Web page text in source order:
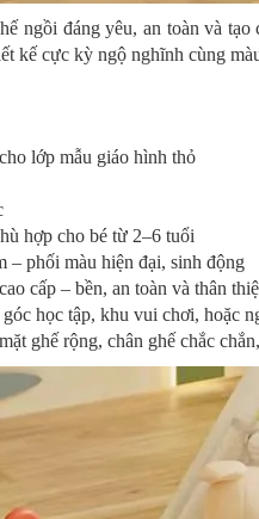
ngồi đáng yêu, an toàn và
kế cực kỳ ngộ nghĩnh cùng
lớp mẫu giáo hình thỏ
hợp cho bé từ 2–6 tuổi
– phối màu hiện đại, sinh động
cấp – bền, an toàn và thân
học tập, khu vui chơi, hoặc
ghế rộng, chân ghế chắc